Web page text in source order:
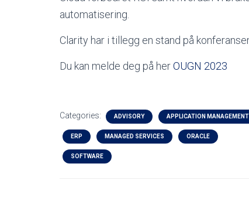
automatisering.
Clarity har i tillegg en stand på
Du kan melde deg på herOUGN 2023
Categories: ADVISORY APPLICATION MANAGEMENT
ERP MANAGED SERVICES ORACLE
SOFTWARE